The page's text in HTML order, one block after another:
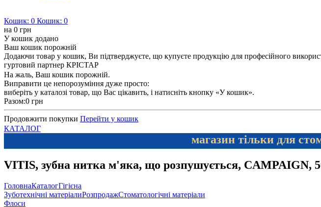
Кошик: 0 Кошик: 0
на 0 грн
У кошик додано
Ваш кошик порожній
Додаючи товар у кошик, Ви підтверджуєте, що купуєте продукцію для професійного
гуртовий партнер КРІСТАР
На жаль, Ваш кошик порожній.
Виправити це непорозуміння дуже просто:
виберіть у каталозі товар, що Вас цікавить, і натисніть кнопку «У кошик».
Разом:0 грн
Продовжити покупки Перейти у кошик
КАТАЛОГ
магазин тільки для
VITIS, зубна нитка м'яка, що розпушується, CAMPAIGN,
ГоловнаКаталогГігієна
Зуботехнічні матеріалиРозпродажСтоматологічні матеріали
Флоси